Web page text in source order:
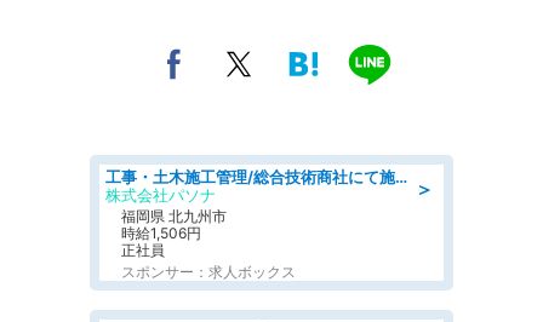
＞
工事・土木施工管理/総合技術商社にて施工管理のお仕事/即日勤務可/車通勤可/工事・土木施工管理/生産・品質管理
株式会社パソナ
福岡県 北九州市
時給1,506円
正社員
スポンサー：求人ボックス